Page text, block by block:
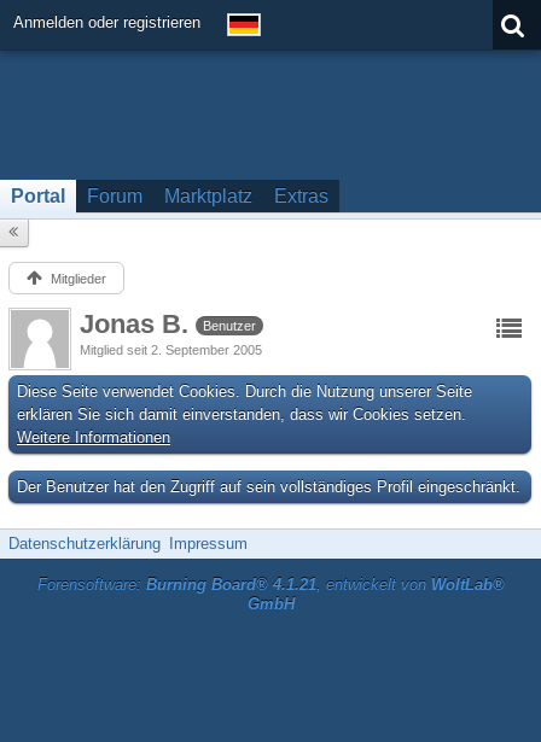
Anmelden oder registrieren
Portal Forum Marktplatz Extras
Mitglieder
Jonas B.
Benutzer
Mitglied seit 2. September 2005
Diese Seite verwendet Cookies. Durch die Nutzung unserer Seite
erklären Sie sich damit einverstanden, dass wir Cookies setzen.
Weitere Informationen
Der Benutzer hat den Zugriff auf sein vollständiges Profil eingeschränkt.
Datenschutzerklärung Impressum
Forensoftware: Burning Board® 4.1.21, entwickelt von WoltLab®
GmbH